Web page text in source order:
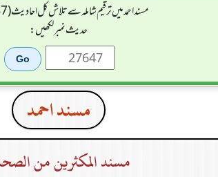
مسند احمد میں ترقیم شاملہ سے تلاش کل احادیث (27647)
حدیث نمبر لکھیں:
مسند احمد
مسند المكثرين من